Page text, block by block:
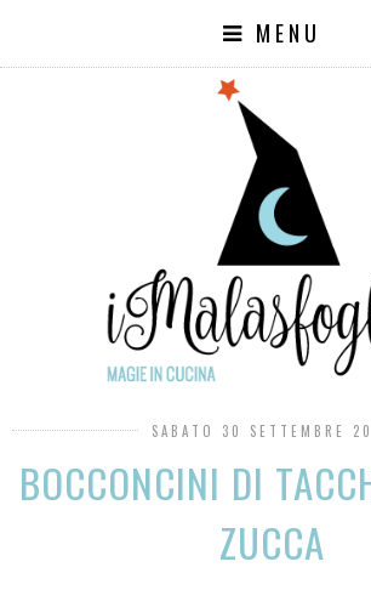
MENU
SABATO 30 SETTEMBRE
BOCCONCINI DI
ZUCCA